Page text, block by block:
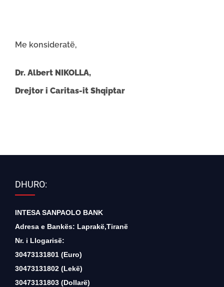
Me konsideratë,
Dr. Albert NIKOLLA,
Drejtor i Caritas-it Shqiptar
DHURO:
INTESA SANPAOLO BANK
Adresa e Bankës: Laprakë,Tiranë
Nr. i Llogarisë:
30473131801 (Euro)
30473131802 (Lekë)
30473131803 (Dollarë)